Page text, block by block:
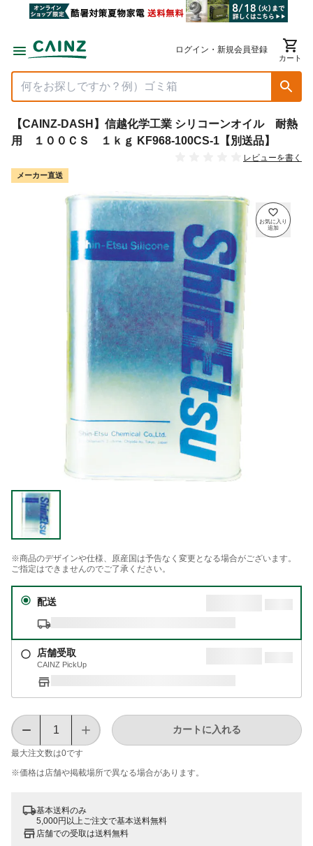
ログイン・新規会員登録
カート
【CAINZ-DASH】信越化学工業 シリコーンオイル 耐熱
用 １００ＣＳ １ｋｇ KF968-100CS-1【別送品】
レビューを書く
メーカー直送
※商品のデザインや仕様、原産国は予告なく変更となる場合がございます。
ご指定はできませんのでご了承ください。
配送
店舗受取
CAINZ PickUp
最大注文数は0です
カートに入れる
※価格は​店舗や​掲載場所で​異なる​場合が​あります。
基本送料のみ
5,000円以上ご注文で基本送料無料
店舗での受取は送料無料